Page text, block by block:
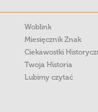
Woblink
Miesięcznik Znak
Ciekawostki
Twoja Historia
Lubimy czytać